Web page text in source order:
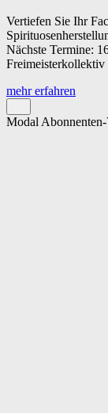
Vertiefen Sie Ihr
Nächste Termine:
Freimeisterkollektiv
mehr erfahren
Modal